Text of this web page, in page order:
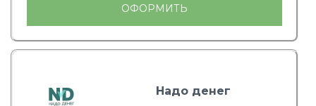
ОФОРМИТЬ
Надо денег